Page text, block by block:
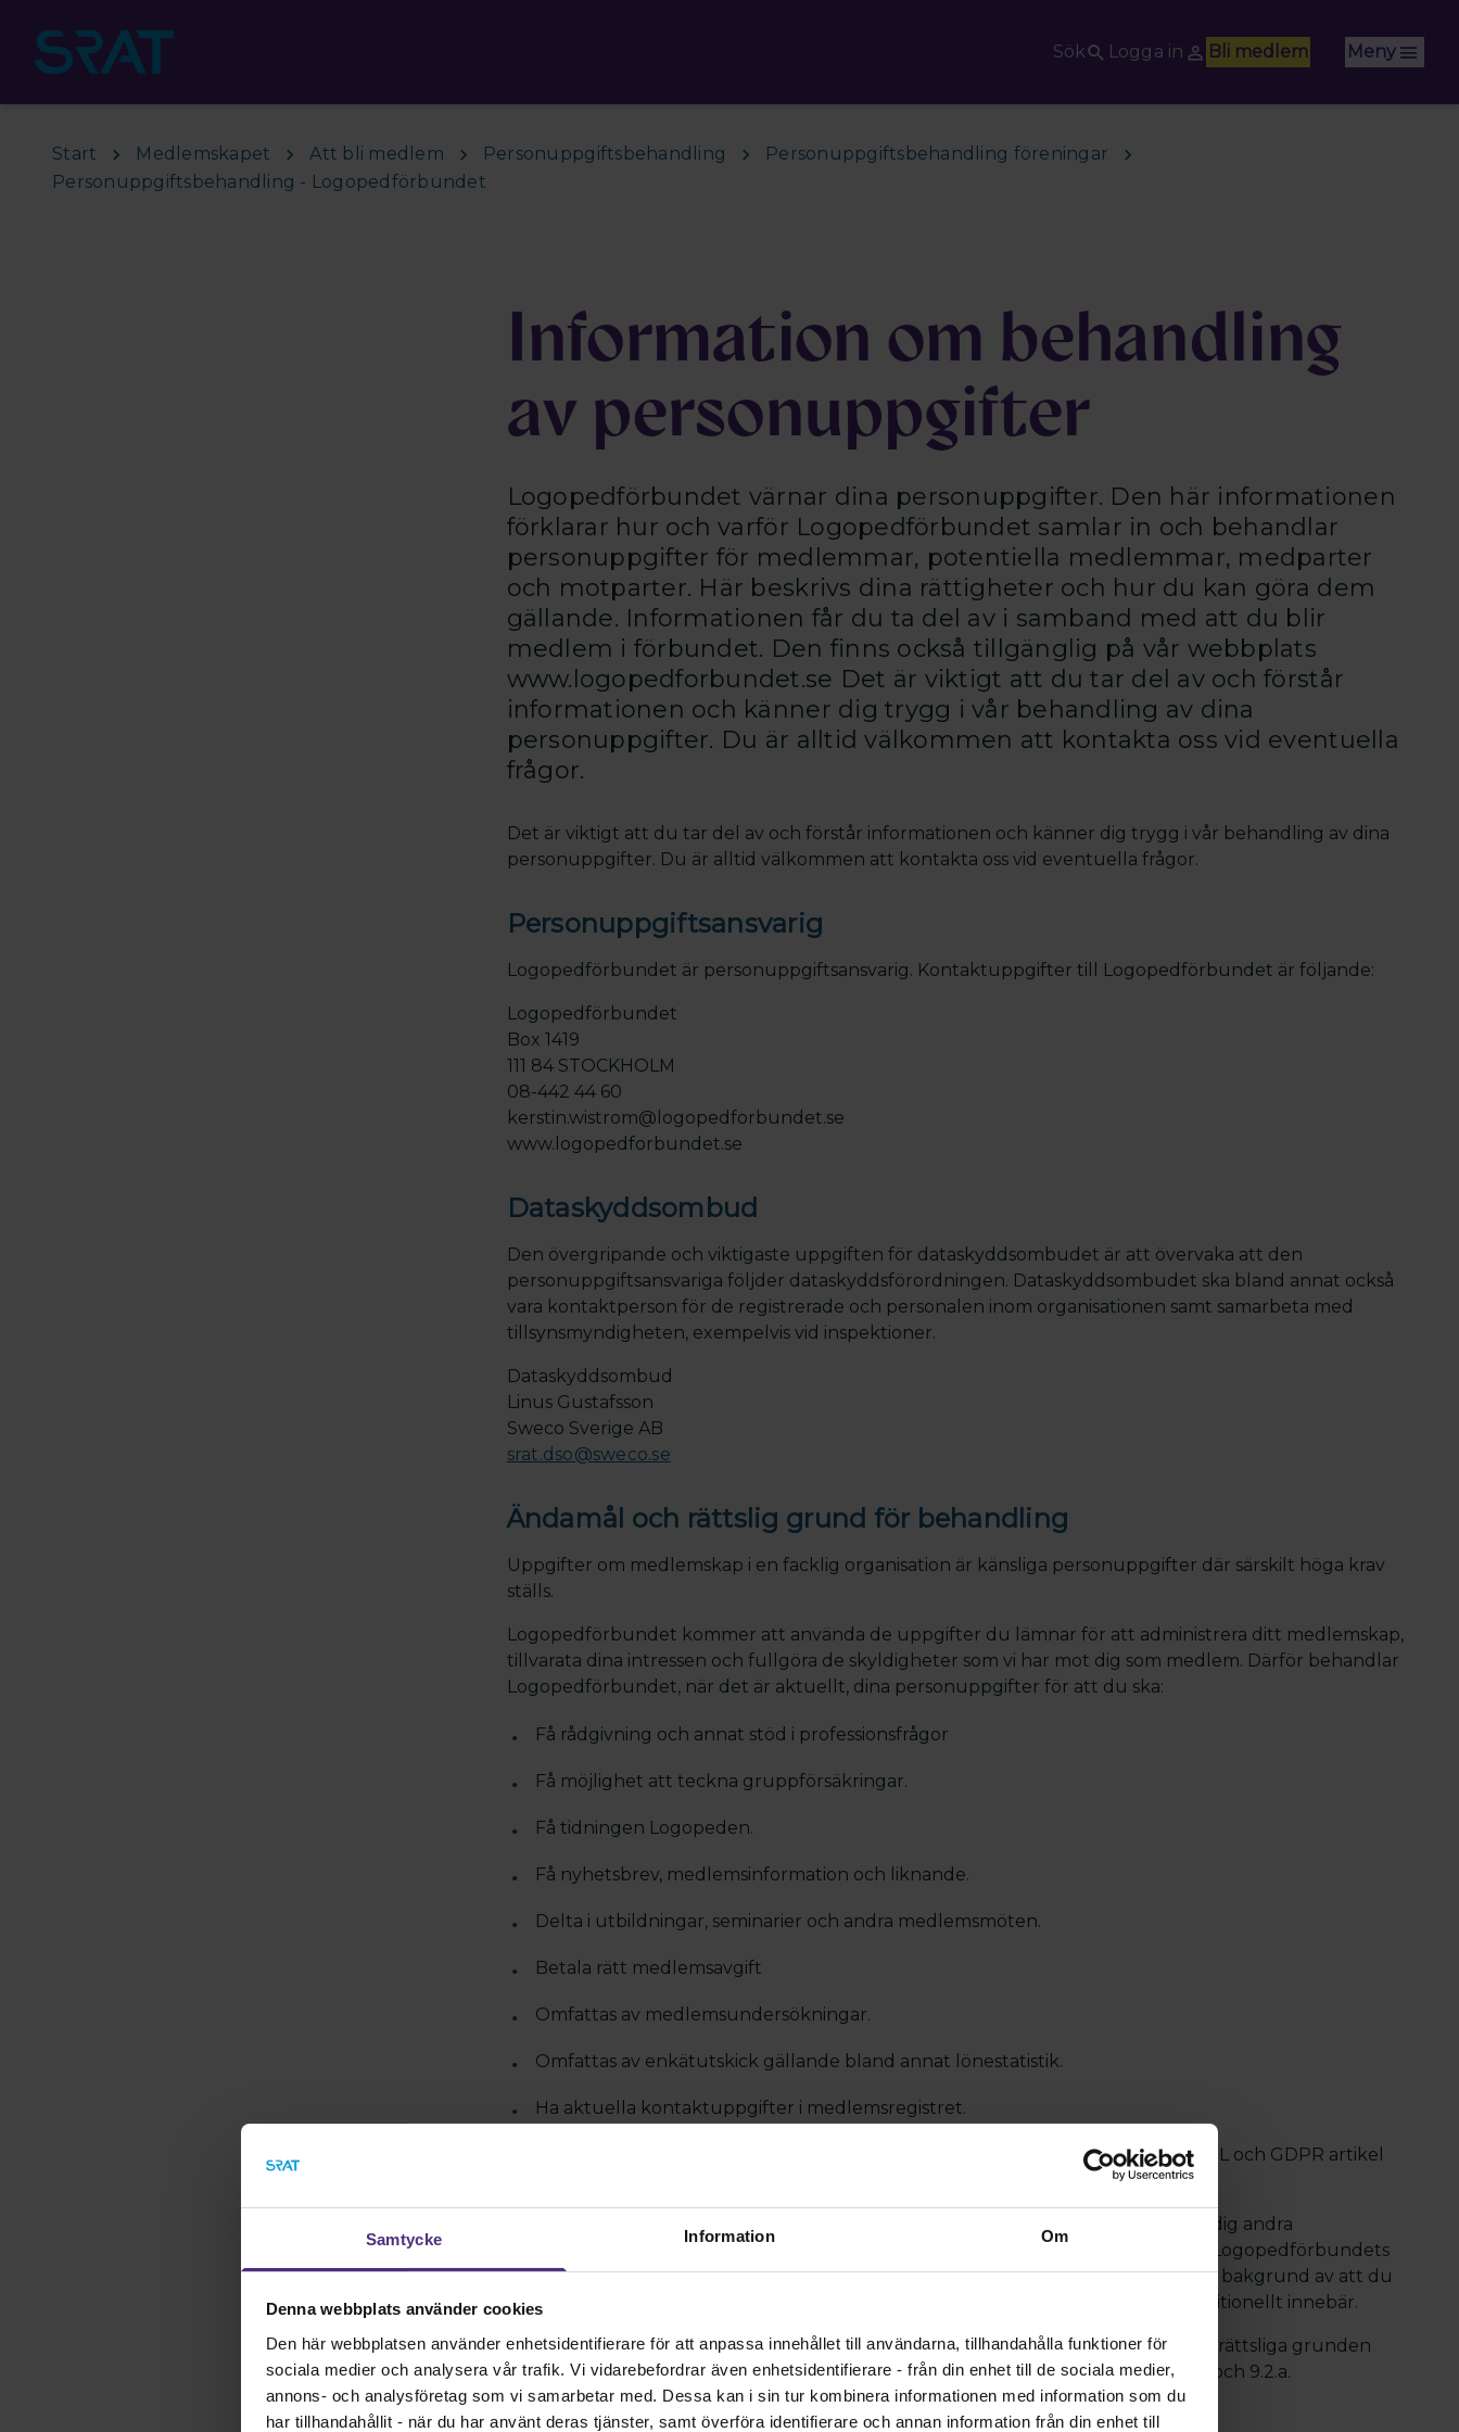
Samtycke Information Om
Denna webbplats använder cookies
Den här webbplatsen använder enhetsidentifierare för att anpassa innehållet till användarna, tillhandahålla funktioner för
sociala medier och analysera vår trafik. Vi vidarebefordrar även enhetsidentifierare - från din enhet till de sociala medier,
annons- och analysföretag som vi samarbetar med. Dessa kan i sin tur kombinera informationen med information som du
har tillhandahållit - när du har använt deras tjänster, samt överföra identifierare och annan information från din enhet till
Sök
Logga in Bli medlem Meny
Start Medlemskapet Att bli medlem Personuppgiftsbehandling
Personuppgiftsbehandling föreningar
Personuppgiftsbehandling - Logopedförbundet
Information om behandling
av personuppgifter
Logopedförbundet värnar dina personuppgifter. Den här informationen
förklarar hur och varför Logopedförbundet samlar in och behandlar
personuppgifter för medlemmar, potentiella medlemmar, medparter
och motparter. Här beskrivs dina rättigheter och hur du kan göra dem
gällande. Informationen får du ta del av i samband med att du blir
medlem i förbundet. Den finns också tillgänglig på vår webbplats
www.logopedforbundet.se Det är viktigt att du tar del av och förstår
informationen och känner dig trygg i vår behandling av dina
personuppgifter. Du är alltid välkommen att kontakta oss vid eventuella
frågor.
Det är viktigt att du tar del av och förstår informationen och känner dig trygg i vår behandling av dina
personuppgifter. Du är alltid välkommen att kontakta oss vid eventuella frågor.
Personuppgiftsansvarig
Logopedförbundet är personuppgiftsansvarig. Kontaktuppgifter till Logopedförbundet är följande:
Logopedförbundet
Box 1419
111 84 STOCKHOLM
08-442 44 60
kerstin.wistrom@logopedforbundet.se
www.logopedforbundet.se
Dataskyddsombud
Den övergripande och viktigaste uppgiften för dataskyddsombudet är att övervaka att den
personuppgiftsansvariga följder dataskyddsförordningen. Dataskyddsombudet ska bland annat också
vara kontaktperson för de registrerade och personalen inom organisationen samt samarbeta med
tillsynsmyndigheten, exempelvis vid inspektioner.
Dataskyddsombud
Linus Gustafsson
Sweco Sverige AB
srat.dso@sweco.se
Ändamål och rättslig grund för behandling
Uppgifter om medlemskap i en facklig organisation är känsliga personuppgifter där särskilt höga krav
ställs.
Logopedförbundet kommer att använda de uppgifter du lämnar för att administrera ditt medlemskap,
tillvarata dina intressen och fullgöra de skyldigheter som vi har mot dig som medlem. Därför behandlar
Logopedförbundet, när det är aktuellt, dina personuppgifter för att du ska:
Få rådgivning och annat stöd i professionsfrågor
Få möjlighet att teckna gruppförsäkringar.
Få tidningen Logopeden.
Få nyhetsbrev, medlemsinformation och liknande.
Delta i utbildningar, seminarier och andra medlemsmöten.
Betala rätt medlemsavgift
Omfattas av medlemsundersökningar.
Omfattas av enkätutskick gällande bland annat lönestatistik.
Ha aktuella kontaktuppgifter i medlemsregistret.
För dessa behandlingar är den rättsliga grunden Logopedförbundets stadgar, MBL och GDPR artikel
Därutöver behandlar Logopedförbundet dina personuppgifter för att kunna ge dig andra
erbjudanden och förmåner. För de här behandlingarna är den rättsliga grunden Logopedförbundets
stadgar samt GDPR artikel 6.1.f och 9.2.b. Förbundet gör intresseavvägningen mot bakgrund av att du
som medlem ska få ett mervärde utöver det som det fackliga medlemskapet traditionellt innebär.
I samband med av förbundet ordnade möten och sammankomster tillämpas den rättsliga grunden
samtycke vid inhämtandet av uppifter om kostönskemål enligt GDPR artikel 6.1.a och 9.2.a.